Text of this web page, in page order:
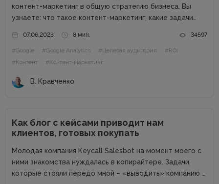
контент-маркетинг в общую стратегию бизнеса. Вы
узнаете: что такое контент-маркетинг; какие задачи
контент-маркетинге; какой инструментарий поможет в
реализации контентной стратегии; что такое сценарий
и как его...
07.06.2023 8 мин. 34597
#Google #Google Analytics #Целевая аудитория
#ROI
#Контент
#Контент-маркетинг
В. Кравченко
Как блог с кейсами приводит нам
клиентов, готовых покупать
Молодая компания Keycall Salesbot на момент моего с
ними знакомства нуждалась в копирайтере. Задачи,
которые стояли передо мной – «выводить» компанию в